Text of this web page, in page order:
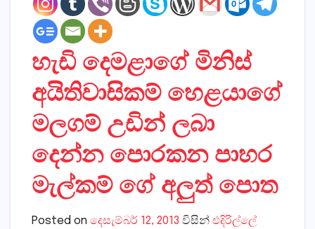
හැඩි දෙමළාගේ මිනිස්
අයිතිවාසිකම් හෙළයාගේ
මලගම් උඩින් ලබා
දෙන්න පොරකන පාහර
මැල්කම් ගේ අලුත් පොත
Posted on දෙසැම්බර් 12, 2013 විසින් එදිරිල්ලේ